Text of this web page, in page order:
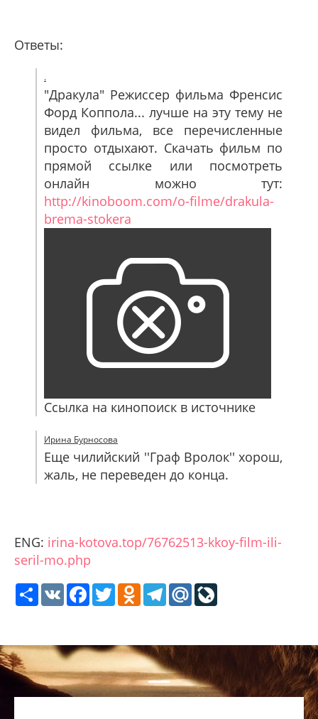
Ответы:
.
"Дракула" Режиссер фильма Френсис
Форд Коппола... лучше на эту тему не
видел фильма, все перечисленные
просто отдыхают. Скачать фильм по
прямой ссылке или посмотреть
онлайн можно тут:
http://kinoboom.com/o-filme/drakula-
brema-stokera
Ссылка на кинопоиск в источнике
Ирина Бурносова
Еще чилийский ''Граф Вролок'' хорош,
жаль, не переведен до конца.
ENG: irina-kotova.top/76762513-kkoy-film-ili-
seril-mo.php
ShareVK Facebook
TwitterOdnoklassniki
Telegram
Mail.Ru